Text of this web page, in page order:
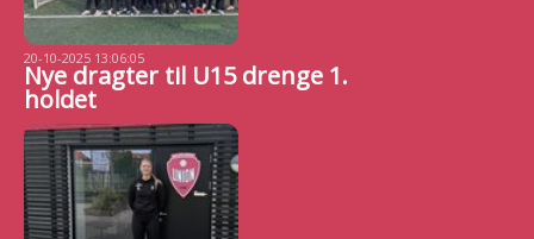
20-10-2025 13:06:05
Nye dragter til U15 drenge 1.
holdet